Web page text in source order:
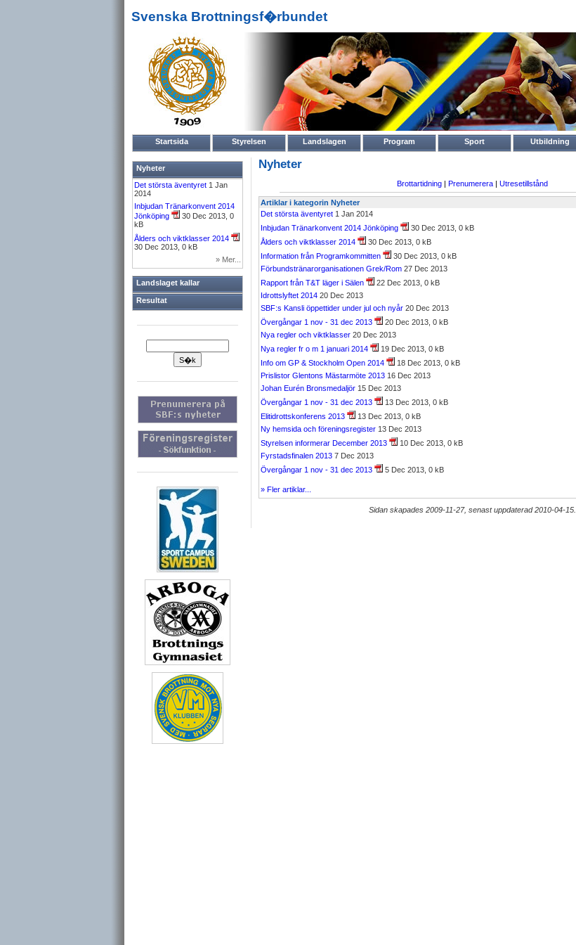
Svenska Brottningsf�rbundet
Startsida Styrelsen Landslagen Program Sport Utbildning
Nyheter
Det största äventyret 1 Jan
2014
Inbjudan Tränarkonvent 2014
Jönköping
30 Dec 2013, 0
kB
Ålders och viktklasser 2014
30 Dec 2013, 0 kB
» Mer...
Landslaget kallar
Resultat
Nyheter
Brottartidning| Prenumerera| Utresetillstånd
Artiklar i kategorin Nyheter
Det största äventyret 1 Jan 2014
Inbjudan Tränarkonvent 2014 Jönköping
30 Dec 2013, 0 kB
Ålders och viktklasser 2014
30 Dec 2013, 0 kB
Information från Programkommitten
30 Dec 2013, 0 kB
Förbundstränarorganisationen Grek/Rom 27 Dec 2013
Rapport från T&T läger i Sälen
22 Dec 2013, 0 kB
Idrottslyftet 2014 20 Dec 2013
SBF:s Kansli öppettider under jul och nyår 20 Dec 2013
Övergångar 1 nov - 31 dec 2013
20 Dec 2013, 0 kB
Nya regler och viktklasser 20 Dec 2013
Nya regler fr o m 1 januari 2014
19 Dec 2013, 0 kB
Info om GP & Stockholm Open 2014
18 Dec 2013, 0 kB
Prislistor Glentons Mästarmöte 2013 16 Dec 2013
Johan Eurén Bronsmedaljör 15 Dec 2013
Övergångar 1 nov - 31 dec 2013
13 Dec 2013, 0 kB
Elitidrottskonferens 2013
13 Dec 2013, 0 kB
Ny hemsida och föreningsregister 13 Dec 2013
Styrelsen informerar December 2013
10 Dec 2013, 0 kB
Fyrstadsfinalen 2013 7 Dec 2013
Övergångar 1 nov - 31 dec 2013
5 Dec 2013, 0 kB
» Fler artiklar...
Sidan skapades 2009-11-27, senast uppdaterad 2010-04-15.